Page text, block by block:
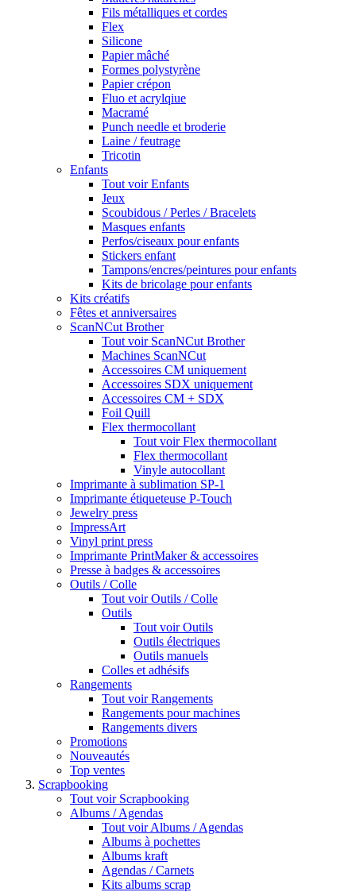
Fils métalliques et cordes
Flex
Silicone
Papier mâché
Formes polystyrène
Papier crépon
Fluo et acrylqiue
Macramé
Punch needle et broderie
Laine / feutrage
Tricotin
Enfants
Tout voir Enfants
Jeux
Scoubidous / Perles / Bracelets
Masques enfants
Perfos/ciseaux pour enfants
Stickers enfant
Tampons/encres/peintures pour enfants
Kits de bricolage pour enfants
Kits créatifs
Fêtes et anniversaires
ScanNCut Brother
Tout voir ScanNCut Brother
Machines ScanNCut
Accessoires CM uniquement
Accessoires SDX uniquement
Accessoires CM + SDX
Foil Quill
Flex thermocollant
Tout voir Flex thermocollant
Flex thermocollant
Vinyle autocollant
Imprimante à sublimation SP-1
Imprimante étiqueteuse P-Touch
Jewelry press
ImpressArt
Vinyl print press
Imprimante PrintMaker & accessoires
Presse à badges & accessoires
Outils / Colle
Tout voir Outils / Colle
Outils
Tout voir Outils
Outils électriques
Outils manuels
Colles et adhésifs
Rangements
Tout voir Rangements
Rangements pour machines
Rangements divers
Promotions
Nouveautés
Top ventes
Scrapbooking
Tout voir Scrapbooking
Albums / Agendas
Tout voir Albums / Agendas
Albums à pochettes
Albums kraft
Agendas / Carnets
Kits albums scrap